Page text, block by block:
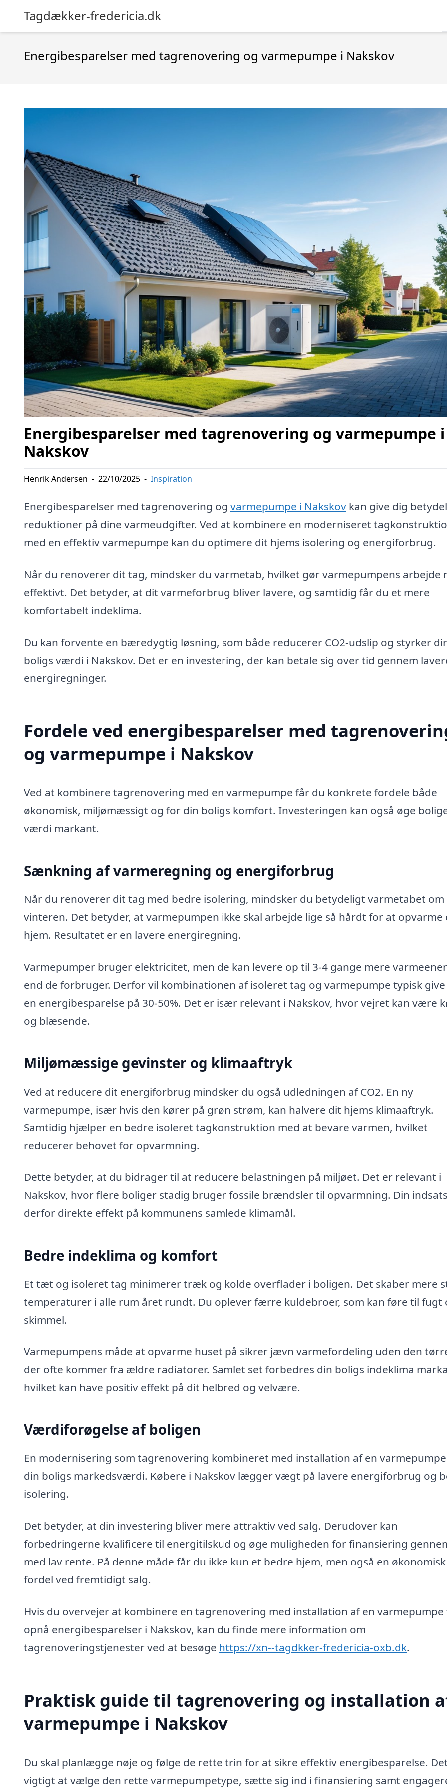
Tagdækker-fredericia.dk
Energibesparelser med tagrenovering og varmepumpe i Nakskov
Energibesparelser med tagrenovering og varmepumpe i
Nakskov
Henrik Andersen - 22/10/2025 - Inspiration
Energibesparelser med tagrenovering og varmepumpe i Nakskov kan give dig
reduktioner på dine varmeudgifter. Ved at kombinere en moderniseret
med en effektiv varmepumpe kan du optimere dit hjems isolering og energiforbrug.
Når du renoverer dit tag, mindsker du varmetab, hvilket gør varmepumpens arbejde
effektivt. Det betyder, at dit varmeforbrug bliver lavere, og samtidig får du et mere
komfortabelt indeklima.
Du kan forvente en bæredygtig løsning, som både reducerer CO2-udslip og styrker
boligs værdi i Nakskov. Det er en investering, der kan betale sig over tid gennem
energiregninger.
Fordele ved energibesparelser med
og varmepumpe i Nakskov
Ved at kombinere tagrenovering med en varmepumpe får du konkrete fordele både
økonomisk, miljømæssigt og for din boligs komfort. Investeringen kan også øge
værdi markant.
Sænkning af varmeregning og energiforbrug
Når du renoverer dit tag med bedre isolering, mindsker du betydeligt varmetabet om
vinteren. Det betyder, at varmepumpen ikke skal arbejde lige så hårdt for at opvarme
hjem. Resultatet er en lavere energiregning.
Varmepumper bruger elektricitet, men de kan levere op til 3-4 gange mere
end de forbruger. Derfor vil kombinationen af isoleret tag og varmepumpe typisk give
en energibesparelse på 30-50%. Det er især relevant i Nakskov, hvor vejret kan være
og blæsende.
Miljømæssige gevinster og klimaaftryk
Ved at reducere dit energiforbrug mindsker du også udledningen af CO2. En ny
varmepumpe, især hvis den kører på grøn strøm, kan halvere dit hjems klimaaftryk.
Samtidig hjælper en bedre isoleret tagkonstruktion med at bevare varmen, hvilket
reducerer behovet for opvarmning.
Dette betyder, at du bidrager til at reducere belastningen på miljøet. Det er relevant i
Nakskov, hvor flere boliger stadig bruger fossile brændsler til opvarmning. Din
derfor direkte effekt på kommunens samlede klimamål.
Bedre indeklima og komfort
Et tæt og isoleret tag minimerer træk og kolde overflader i boligen. Det skaber mere
temperaturer i alle rum året rundt. Du oplever færre kuldebroer, som kan føre til fugt
skimmel.
Varmepumpens måde at opvarme huset på sikrer jævn varmefordeling uden den
der ofte kommer fra ældre radiatorer. Samlet set forbedres din boligs indeklima
hvilket kan have positiv effekt på dit helbred og velvære.
Værdiforøgelse af boligen
En modernisering som tagrenovering kombineret med installation af en
din boligs markedsværdi. Købere i Nakskov lægger vægt på lavere energiforbrug og
isolering.
Det betyder, at din investering bliver mere attraktiv ved salg. Derudover kan
forbedringerne kvalificere til energitilskud og øge muligheden for finansiering
med lav rente. På denne måde får du ikke kun et bedre hjem, men også en økonomisk
fordel ved fremtidigt salg.
Hvis du overvejer at kombinere en tagrenovering med installation af en varmepumpe
opnå energibesparelser i Nakskov, kan du finde mere information om
tagrenoveringstjenester ved at besøge https://xn--tagdkker-fredericia-oxb.dk.
Praktisk guide til tagrenovering og installation
varmepumpe i Nakskov
Du skal planlægge nøje og følge de rette trin for at sikre effektiv energibesparelse.
vigtigt at vælge den rette varmepumpetype, sætte sig ind i finansiering samt